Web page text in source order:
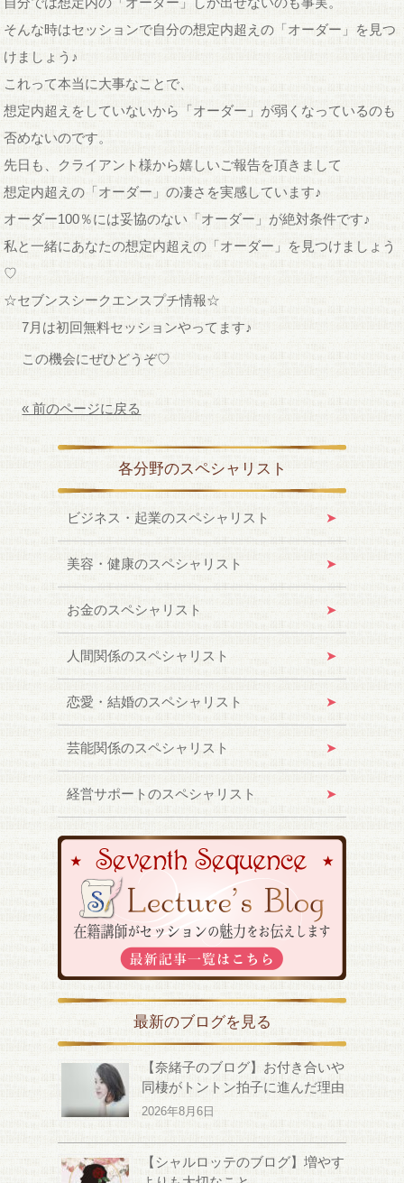
そんな時はセッションで自分の想定内超えの「オーダー」を見つ
けましょう♪
これって本当に大事なことで、
想定内超えをしていないから「オーダー」が弱くなっているのも
否めないのです。
先日も、クライアント様から嬉しいご報告を頂きまして
想定内超えの「オーダー」の凄さを実感しています♪
オーダー100％には妥協のない「オーダー」が絶対条件です♪
私と一緒にあなたの想定内超えの「オーダー」を見つけましょう
♡
☆セブンスシークエンスプチ情報☆
7月は初回無料セッションやってます♪
この機会にぜひどうぞ♡
« 前のページに戻る
各分野のスペシャリスト
ビジネス・起業のスペシャリスト
美容・健康のスペシャリスト
お金のスペシャリスト
人間関係のスペシャリスト
恋愛・結婚のスペシャリスト
芸能関係のスペシャリスト
経営サポートのスペシャリスト
最新のブログを見る
【奈緒子のブログ】お付き合いや
同棲がトントン拍子に進んだ理由
2026年8月6日
【シャルロッテのブログ】増やす